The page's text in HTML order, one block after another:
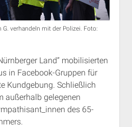
verhandeln mit der Polizei. Foto:
Land“ mobilisierten
in Facebook-Gruppen für
Kundgebung. Schließlich
außerhalb gelegenen
des 65-